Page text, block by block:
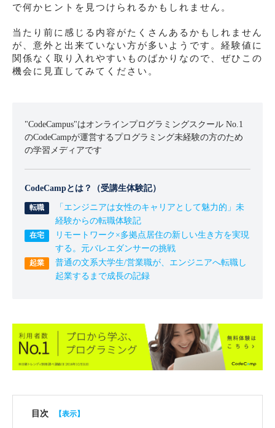
で何かヒントを見つけられるかもしれません。
当たり前に感じる内容がたくさんあるかもしれません
が、意外と出来ていない方が多いようです。経験値に
関係なく取り入れやすいものばかりなので、ぜひこの
機会に見直してみてください。
"CodeCampus"はオンラインプログラミングスクール No.1
のCodeCampが運営するプログラミング未経験の方のため
の学習メディアです
CodeCampとは？（受講生体験記）
「エンジニアは女性のキャリアとして魅力的」未
経験からの転職体験記
リモートワーク×多拠点居住の新しい生き方を実現
する。元バレエダンサーの挑戦
普通の文系大学生/営業職が、エンジニアへ転職し
起業するまで成長の記録
目次